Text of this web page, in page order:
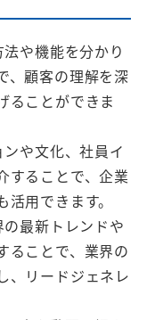
や機能を分かり
、顧客の理解を深
ることができま
や文化、社員イ
することで、企業
用できます。
の最新トレンドや
ることで、業界の
、リードジェネレ